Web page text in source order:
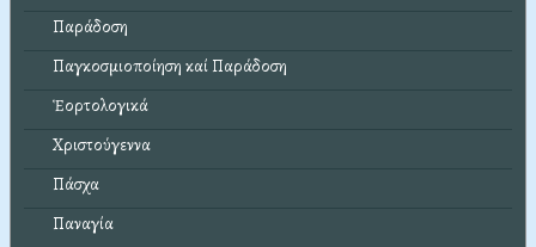
Παράδοση
Παγκοσμιοποίηση καί Παράδοση
Ἑορτολογικά
Χριστούγεννα
Πάσχα
Παναγία